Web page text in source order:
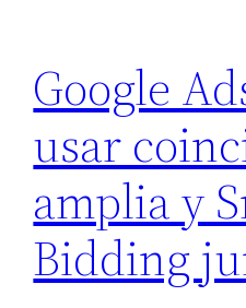
Google
usar
amplia y
Bidding